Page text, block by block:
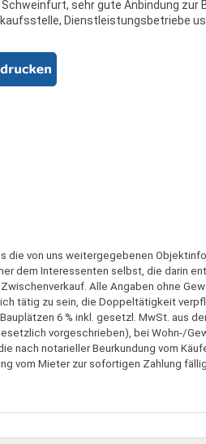
Schweinfurt, sehr gute Anbindung
Dienstleistungsbetriebe
die von uns weitergegebenen
dem Interessenten selbst, die darin
Alle Angaben ohne
tätig zu sein, die Doppeltätigkeit
6 % inkl. gesetzl. MwSt. aus
vorgeschrieben), bei Wohn-/
nach notarieller Beurkundung vom
vom Mieter zur sofortigen Zahlung